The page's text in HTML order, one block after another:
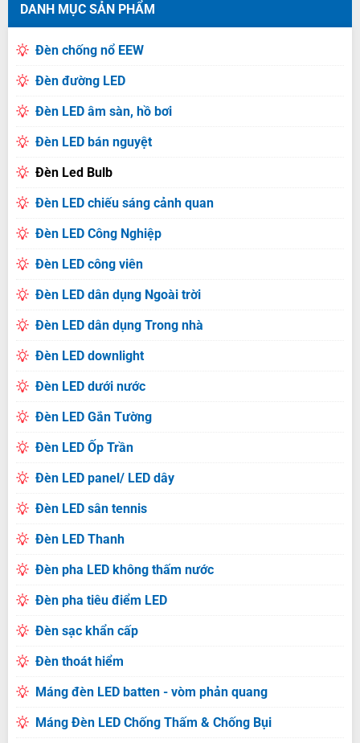
DANH MỤC SẢN PHẨM
Đèn chống nổ EEW
Đèn đường LED
Đèn LED âm sàn, hồ bơi
Đèn LED bán nguyệt
Đèn Led Bulb
Đèn LED chiếu sáng cảnh quan
Đèn LED Công Nghiệp
Đèn LED công viên
Đèn LED dân dụng Ngoài trời
Đèn LED dân dụng Trong nhà
Đèn LED downlight
Đèn LED dưới nước
Đèn LED Gắn Tường
Đèn LED Ốp Trần
Đèn LED panel/ LED dây
Đèn LED sân tennis
Đèn LED Thanh
Đèn pha LED không thấm nước
Đèn pha tiêu điểm LED
Đèn sạc khẩn cấp
Đèn thoát hiểm
Máng đèn LED batten - vòm phản quang
Máng Đèn LED Chống Thấm & Chống Bụi